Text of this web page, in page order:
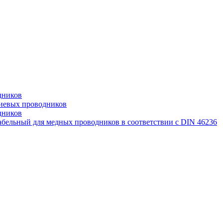
проводников
для медных проводников в соответствии с DIN 46236